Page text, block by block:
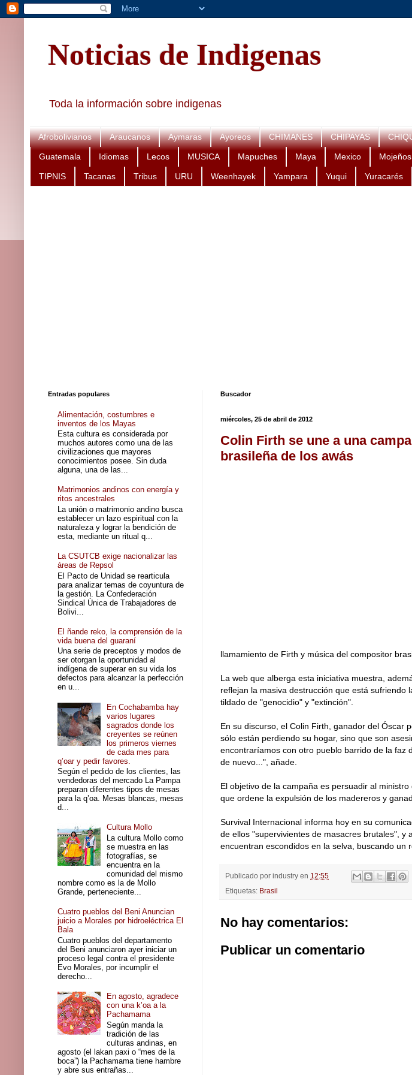
Noticias de Indigenas
Toda la información sobre indigenas
Afrobolivianos Araucanos Aymaras Ayoreos CHIMANES CHIPAYAS
Guatemala Idiomas Lecos MUSICA Mapuches Maya Mexico Mojeños
TIPNIS Tacanas Tribus URU Weenhayek Yampara Yuqui Yuracarés
Buscador
miércoles, 25 de abril de 2012
Colin Firth se une a una
brasileña de los awás
llamamiento de Firth y música del compositor
La web que alberga esta iniciativa muestra,
reflejan la masiva destrucción que está
tildado de "genocidio" y "extinción".
En su discurso, el Colin Firth, ganador del Óscar
sólo están perdiendo su hogar, sino que son
encontraríamos con otro pueblo barrido de la faz
de nuevo...", añade.
El objetivo de la campaña es persuadir al
que ordene la expulsión de los madereros y
Survival Internacional informa hoy en su
de ellos "supervivientes de masacres brutales",
encuentran escondidos en la selva, buscando un
Publicado por industry en 12:55
Etiquetas: Brasil
No hay comentarios:
Publicar un comentario
Entradas populares
Alimentación, costumbres e
inventos de los Mayas
Esta cultura es considerada por
muchos autores como una de las
civilizaciones que mayores
conocimientos posee. Sin duda
alguna, una de las...
Matrimonios andinos con energía y
ritos ancestrales
La unión o matrimonio andino busca
establecer un lazo espiritual con la
naturaleza y lograr la bendición de
esta, mediante un ritual q...
La CSUTCB exige nacionalizar las
áreas de Repsol
El Pacto de Unidad se rearticula
para analizar temas de coyuntura de
la gestión. La Confederación
Sindical Única de Trabajadores de
Bolivi...
El ñande reko, la comprensión de la
vida buena del guaraní
Una serie de preceptos y modos de
ser otorgan la oportunidad al
indígena de superar en su vida los
defectos para alcanzar la perfección
en u...
En Cochabamba hay
varios lugares
sagrados donde los
creyentes se reúnen
los primeros viernes
de cada mes para
q’oar y pedir favores.
Según el pedido de los clientes, las
vendedoras del mercado La Pampa
preparan diferentes tipos de mesas
para la q’oa. Mesas blancas, mesas
d...
Cultura Mollo
La cultura Mollo como
se muestra en las
fotografías, se
encuentra en la
comunidad del mismo
nombre como es la de Mollo
Grande, perteneciente...
Cuatro pueblos del Beni Anuncian
juicio a Morales por hidroeléctrica El
Bala
Cuatro pueblos del departamento
del Beni anunciaron ayer iniciar un
proceso legal contra el presidente
Evo Morales, por incumplir el
derecho...
En agosto, agradece
con una k’oa a la
Pachamama
Según manda la
tradición de las
culturas andinas, en
agosto (el lakan paxi o “mes de la
boca”) la Pachamama tiene hambre
y abre sus entrañas...